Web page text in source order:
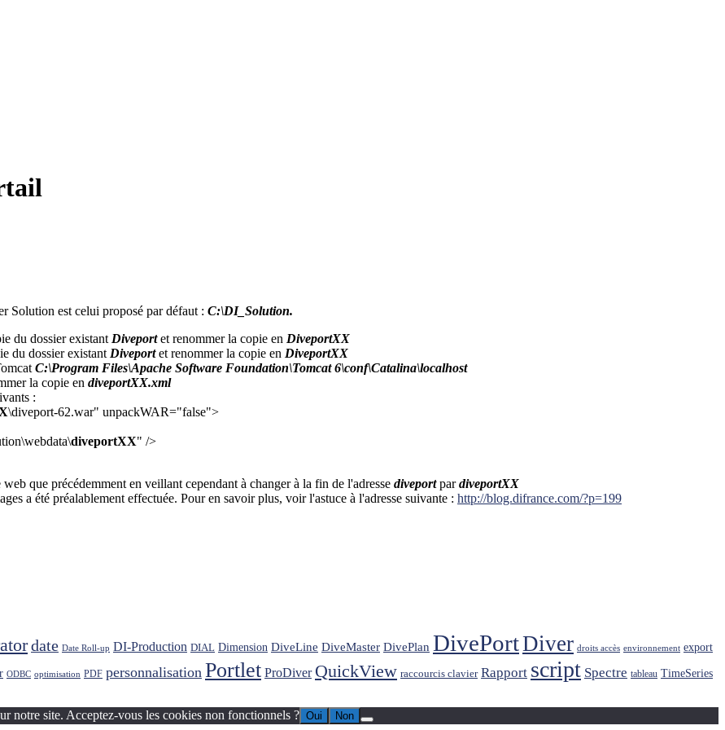
Solution est celui proposé par défaut : C:\DI_Solution.
du dossier existant Diveportet renommer la copie en DiveportXX
du dossier existant Diveportet renommer la copie en DiveportXX
C:\Program Files\Apache Software Foundation\Tomcat 6\conf\Catalina\localhost
la copie en diveportXX.xml
:
\diveport-62.war" unpackWAR="false">
diveportXX" />
que précédemment en veillant cependant à changer à la fin de l'adresse diveportpardiveportXX
a été préalablement effectuée. Pour en savoir plus, voir l'astuce à l'adresse suivante : http://blog.difrance.com/?p=199
date Date Roll-up DI-Production DIAL Dimension DiveLine DiveMaster DivePlan DivePortDiver droits accès environnement export
ODBC optimisation PDF personnalisation Portlet ProDiver QuickView raccourcis clavier Rapport script Spectre tableau TimeSeries
notre site. Acceptez-vous les cookies non fonctionnels ? Oui Non